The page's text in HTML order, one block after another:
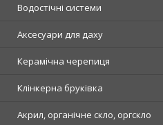
Водостічні системи
Аксесуари для даху
Керамічна черепиця
Клінкерна бруківка
Акрил, органічне скло, оргскло